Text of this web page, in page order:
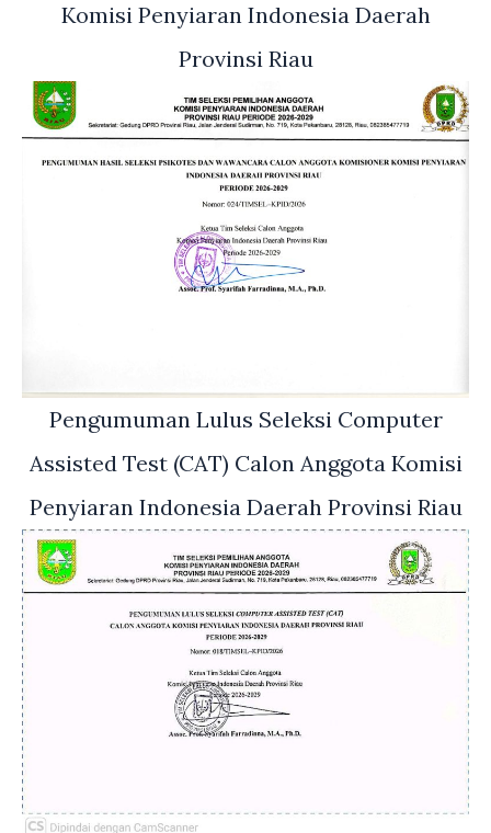
Komisi Penyiaran Indonesia Daerah
Provinsi Riau
Pengumuman Lulus Seleksi Computer
Assisted Test (CAT) Calon Anggota Komisi
Penyiaran Indonesia Daerah Provinsi Riau